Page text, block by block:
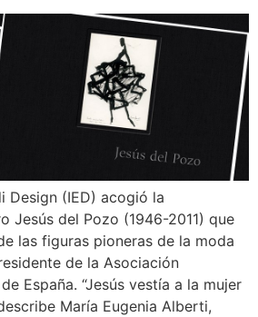
Design (IED) acogió la
Jesús del Pozo (1946-2011) que
las figuras pioneras de la moda
de la Asociación
España. “Jesús vestía a la mujer
María Eugenia Alberti,